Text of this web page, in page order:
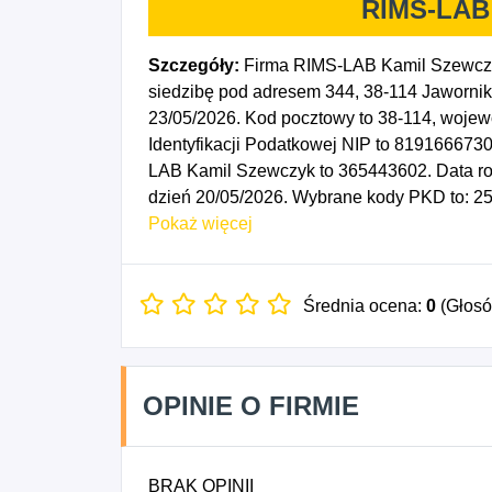
RIMS-
Szczegóły: Firma RIMS-LAB Kamil
siedzibę pod adresem 344, 38-114
23/05/2026. Kod pocztowy to 38-114,
Identyfikacji Podatkowej NIP to
LAB Kamil Szewczyk to 365443602. Data
dzień 20/05/2026. Wybrane kody PKD to:
mechaniczna elementów metalowych,
Pokaż więcej
Średnia ocena: 0
OPINIE O FIRMIE
BRAK OPINII